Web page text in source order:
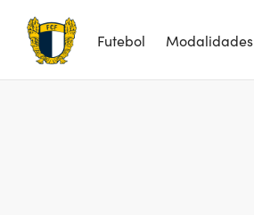
Futebol Modalidades